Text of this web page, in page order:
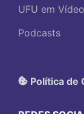
UFU em
Podcasts
Política de